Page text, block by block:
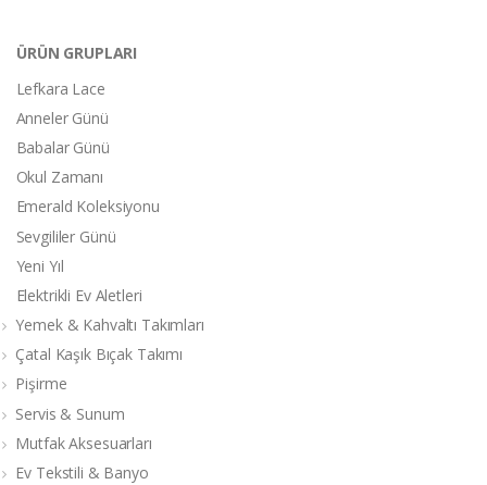
ÜRÜN GRUPLARI
Lefkara Lace
Anneler Günü
Babalar Günü
Okul Zamanı
Emerald Koleksiyonu
Sevgililer Günü
Yeni Yıl
Elektrikli Ev Aletleri
Yemek & Kahvaltı Takımları
Çatal Kaşık Bıçak Takımı
Pişirme
Servis & Sunum
Mutfak Aksesuarları
Ev Tekstili & Banyo